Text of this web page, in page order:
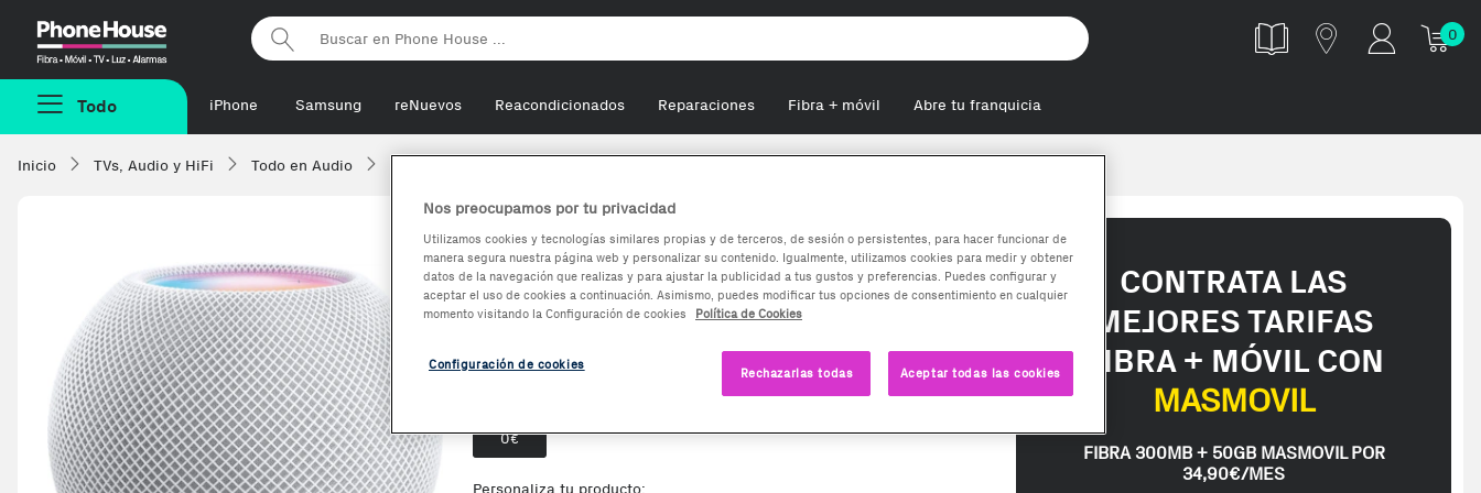
Phonehouse
0
Todo iPhone Samsung reNuevos Reacondicionados Reparaciones Fibra + móvil Abre tu franquicia
Inicio TVs, Audio y HiFi Todo en Audio
Apple HomePod mini
0
0€
Personaliza tu producto:
CONTRATA LAS
MEJORES TARIFAS
FIBRA + MÓVIL CON
MASMOVIL
FIBRA 300MB + 50GB MASMOVIL POR
34,90€/MES
Nos preocupamos por tu privacidad
Utilizamos cookies y tecnologías similares propias y de terceros, de sesión o persistentes, para hacer funcionar de
manera segura nuestra página web y personalizar su contenido. Igualmente, utilizamos cookies para medir y obtener
datos de la navegación que realizas y para ajustar la publicidad a tus gustos y preferencias. Puedes configurar y
aceptar el uso de cookies a continuación. Asimismo, puedes modificar tus opciones de consentimiento en cualquier
momento visitando la Configuración de cookies
Política de Cookies
Rechazarlas todas Aceptar todas las cookies
Configuración de cookies